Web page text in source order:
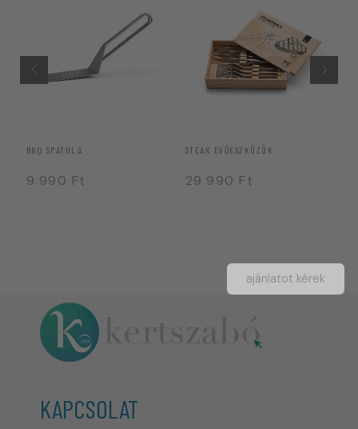
BBQ SPATULA
9.990 Ft
STEAK EVŐESZKÖZÖK
29.990 Ft
KAPCSOLAT
ajánlatot kérek